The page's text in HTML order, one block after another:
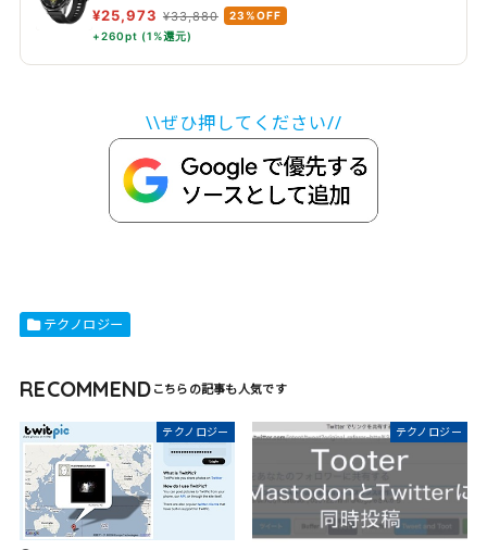
イクリング/登山 スポーツモード100種類以上 GPS
搭載 情緒/健康モニタリング iOS & Android対応 ブ
¥25,973 ¥33,880
23%OFF
+260pt (1%還元)
\\ぜひ押してください//
テクノロジー
RECOMMEND
テクノロジー テクノロジー